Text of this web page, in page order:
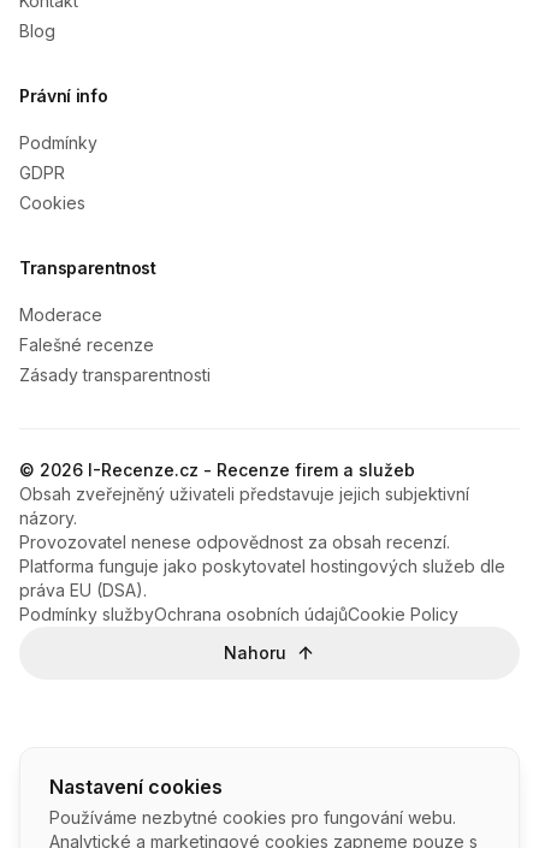
Nastavení cookies
Používáme nezbytné cookies pro fungování webu.
Analytické a marketingové cookies zapneme pouze s
Blog
Právní info
Podmínky
GDPR
Cookies
Transparentnost
Moderace
Falešné recenze
Zásady transparentnosti
© 2026 I-Recenze.cz - Recenze firem a služeb
Obsah zveřejněný uživateli představuje jejich subjektivní
názory.
Provozovatel nenese odpovědnost za obsah recenzí.
Platforma funguje jako poskytovatel hostingových služeb dle
práva EU (DSA).
Podmínky službyOchrana osobních údajůCookie Policy
Nahoru